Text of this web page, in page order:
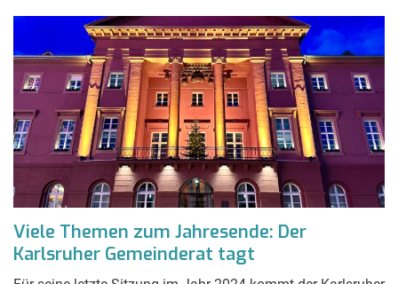
Viele Themen zum Jahresende: Der
Karlsruher Gemeinderat tagt